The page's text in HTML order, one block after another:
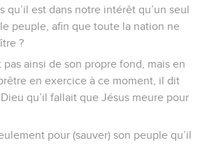
qu’il est dans notre intérêt qu’un seul
peuple, afin que toute la nation ne
?
pas ainsi de son propre fond, mais en
en exercice à ce moment, il dit
qu’il fallait que Jésus meure pour
pour (sauver) son peuple qu’il